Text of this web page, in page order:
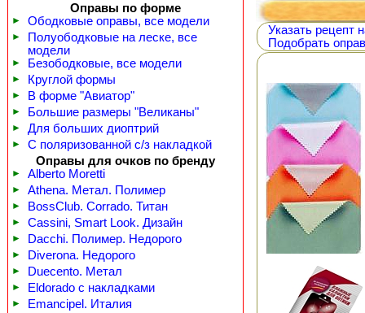
Оправы по форме
► Ободковые оправы, все модели
►
Полуободковые на леске, все
модели
► Безободковые, все модели
► Круглой формы
► В форме "Авиатор"
► Большие размеры "Великаны"
► Для больших диоптрий
►
С поляризованной с/з накладкой
Оправы для очков по бренду
► Alberto Moretti
► Athena. Метал. Полимер
► BossClub. Corrado. Титан
► Cassini, Smart Look. Дизайн
► Dacchi. Полимер. Недорого
► Diverona. Недорого
► Duecento. Метал
► Eldorado с накладками
► Emancipel. Италия
Указать рецепт
Подобрать